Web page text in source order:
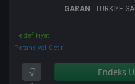
GARAN - TÜRKİYE
Hedef Fiyat
Potansiyel Getiri
Endeks